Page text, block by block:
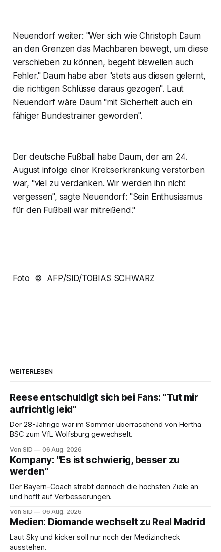
Neuendorf weiter: "Wer sich wie Christoph Daum
an den Grenzen das Machbaren bewegt, um diese
verschieben zu können, begeht bisweilen auch
Fehler." Daum habe aber "stets aus diesen gelernt,
die richtigen Schlüsse daraus gezogen". Laut
Neuendorf wäre Daum "mit Sicherheit auch ein
fähiger Bundestrainer geworden".
Der deutsche Fußball habe Daum, der am 24.
August infolge einer Krebserkrankung verstorben
war, "viel zu verdanken. Wir werden ihn nicht
vergessen", sagte Neuendorf: "Sein Enthusiasmus
für den Fußball war mitreißend."
Foto © AFP/SID/TOBIAS SCHWARZ
WEITERLESEN
Reese entschuldigt sich bei Fans: "Tut mir
aufrichtig leid"
Der 28-Jährige war im Sommer überraschend von Hertha
BSC zum VfL Wolfsburg gewechselt.
Von SID 06 Aug. 2026
Kompany: "Es ist schwierig, besser zu
werden"
Der Bayern-Coach strebt dennoch die höchsten Ziele an
und hofft auf Verbesserungen.
Von SID 06 Aug. 2026
Medien: Diomande wechselt zu Real Madrid
Laut Sky und kicker soll nur noch der Medizincheck
ausstehen.